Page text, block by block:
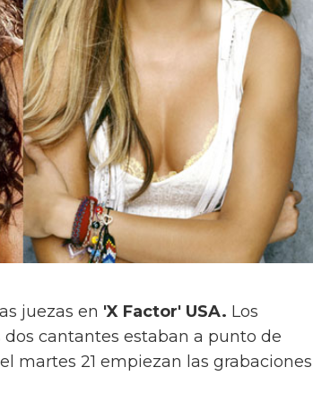
juezas en 'X Factor' USA. Los
cantantes estaban a punto de
martes 21 empiezan las grabaciones